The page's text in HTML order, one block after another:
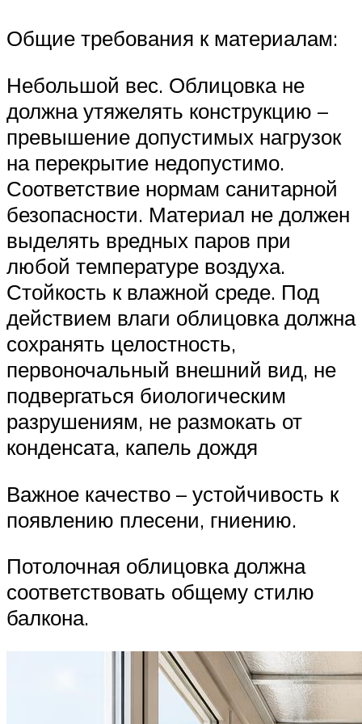
Общие требования к материалам:
Небольшой вес. Облицовка не
должна утяжелять конструкцию –
превышение допустимых нагрузок
на перекрытие недопустимо.
Соответствие нормам санитарной
безопасности. Материал не должен
выделять вредных паров при
любой температуре воздуха.
Стойкость к влажной среде. Под
действием влаги облицовка должна
сохранять целостность,
первоночальный внешний вид, не
подвергаться биологическим
разрушениям, не размокать от
конденсата, капель дождя
Важное качество – устойчивость к
появлению плесени, гниению.
Потолочная облицовка должна
соответствовать общему стилю
балкона.